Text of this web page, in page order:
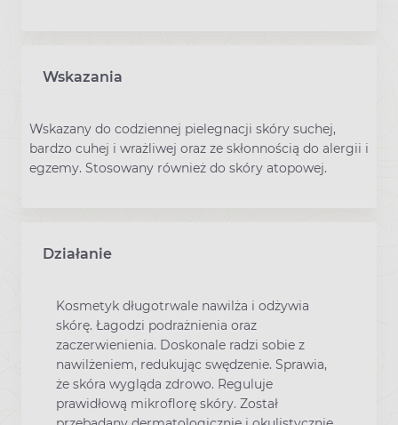
Wskazania
Wskazany do codziennej pielegnacji skóry suchej,
bardzo cuhej i wrażliwej oraz ze skłonnością do alergii i
egzemy. Stosowany również do skóry atopowej.
Działanie
Kosmetyk długotrwale nawilża i odżywia
skórę. Łagodzi podrażnienia oraz
zaczerwienienia. Doskonale radzi sobie z
nawilżeniem, redukując swędzenie. Sprawia,
że skóra wygląda zdrowo. Reguluje
prawidłową mikroflorę skóry. Został